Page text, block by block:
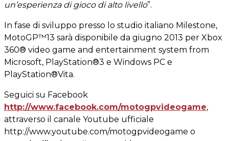
un’esperienza di gioco di alto livello”.
In fase di sviluppo presso lo studio italiano Milestone,
MotoGP™13 sarà disponibile da giugno 2013 per Xbox
360® video game and entertainment system from
Microsoft, PlayStation®3 e Windows PC e
PlayStation®Vita.
Seguici su Facebook
http://www.facebook.com/motogpvideogame,
attraverso il canale Youtube ufficiale
http://www.youtube.com/motogpvideogame o